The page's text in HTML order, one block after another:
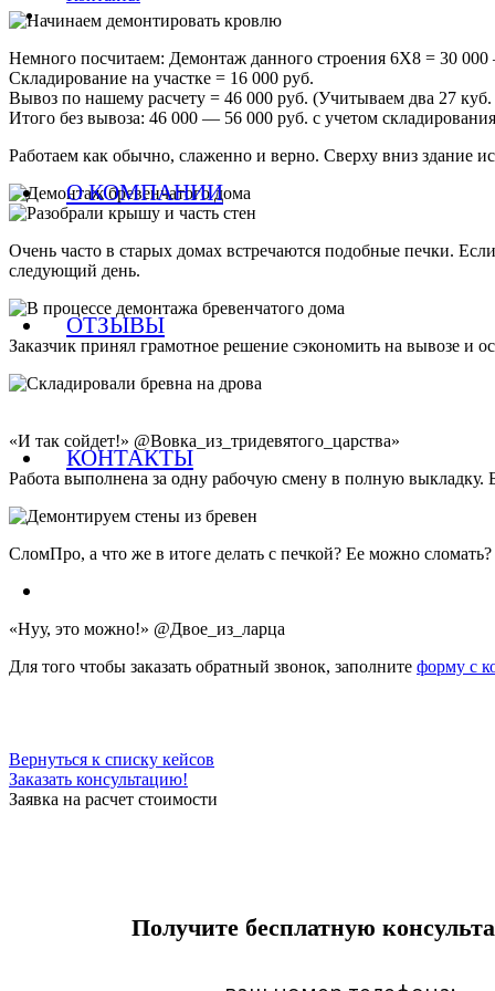
О КОМПАНИИ
ОТЗЫВЫ
КОНТАКТЫ
Немного посчитаем: Демонтаж данного строения 6Х8 = 30
Складирование на участке = 16 000 руб.
Вывоз по нашему расчету = 46 000 руб. (Учитываем два 27 куб.
Итого без вывоза: 46 000 — 56 000 руб. с учетом складирования
Работаем как обычно, слаженно и верно. Сверху вниз здание
Очень часто в старых домах встречаются подобные печки.
следующий день.
Заказчик принял грамотное решение сэкономить на вывозе и
«И так сойдет!» @Вовка_из_тридевятого_царства»
Работа выполнена за одну рабочую смену в полную выкладку.
СломПро, а что же в итоге делать с печкой? Ее можно сломать?
«Нуу, это можно!» @Двое_из_ларца
Для того чтобы заказать обратный звонок, заполните форму с
Вернуться к списку кейсов
Заказать консультацию!
Заявка на расчет стоимости
Получите бесплатную